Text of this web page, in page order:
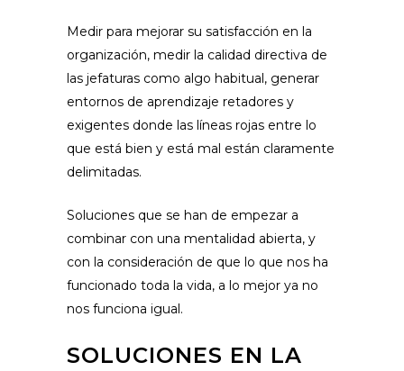
Medir para mejorar su satisfacción en la
organización, medir la calidad directiva de
las jefaturas como algo habitual, generar
entornos de aprendizaje retadores y
exigentes donde las líneas rojas entre lo
que está bien y está mal están claramente
delimitadas.
Soluciones que se han de empezar a
combinar con una mentalidad abierta, y
con la consideración de que lo que nos ha
funcionado toda la vida, a lo mejor ya no
nos funciona igual.
SOLUCIONES EN LA